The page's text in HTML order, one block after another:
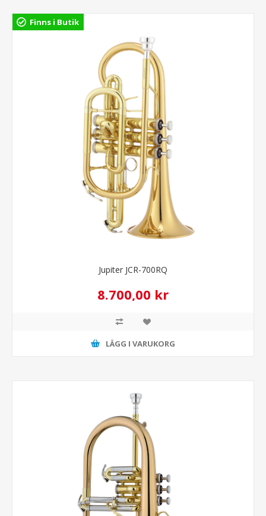
Finns i Butik
Jupiter JCR-700RQ
8.700,00 kr
LÄGG I VARUKORG